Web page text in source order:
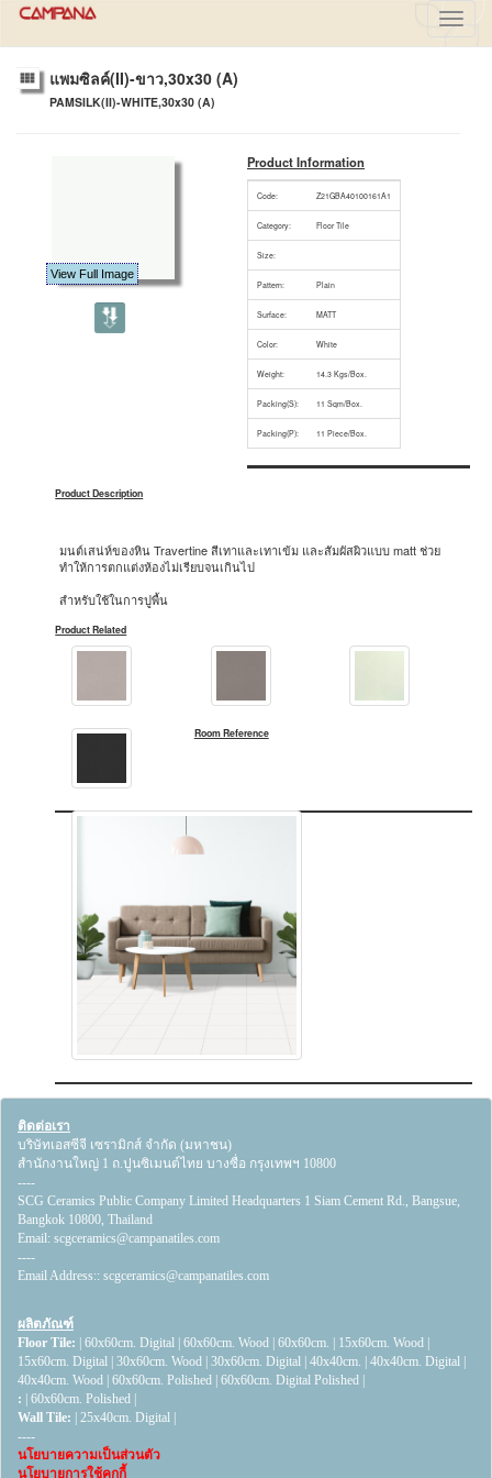
แพมซิลค์(II)-ขาว,30x30 (A)
PAMSILK(II)-WHITE,30x30 (A)
Product Information
Code: Z21GBA40100161A1
Category: Floor Tile
Size:
Pattern: Plain
Surface: MATT
Color: White
Weight: 14.3 Kgs/Box.
Packing(S): 11 Sqm/Box.
Packing(P): 11 Piece/Box.
Product Description
มนต์เสน่ห์ของหิน Travertine สีเทาและเทาเข้ม และสัมผัสผิวแบบ matt ช่วย
ทำให้การตกแต่งห้องไม่เรียบจนเกินไป
สำหรับใช้ในการปูพื้น
Product Related
Room Reference
ติดต่อเรา
บริษัทเอสซีจี เซรามิกส์ จำกัด (มหาชน)
สำนักงานใหญ่ 1 ถ.ปูนซิเมนต์ไทย บางซื่อ กรุงเทพฯ 10800
----
SCG Ceramics Public Company Limited Headquarters 1 Siam Cement Rd., Bangsue,
Bangkok 10800, Thailand
Email: scgceramics@campanatiles.com
----
Email Address:: scgceramics@campanatiles.com
ผลิตภัณฑ์
Floor Tile:
60x60cm. Digital 60x60cm. Wood 60x60cm. 15x60cm. Wood
15x60cm. Digital 30x60cm. Wood 30x60cm. Digital 40x40cm. 40x40cm. Digital
40x40cm. Wood 60x60cm. Polished 60x60cm. Digital Polished
:
60x60cm. Polished
Wall Tile:
25x40cm. Digital
----
นโยบายความเป็นส่วนตัว
นโยบายการใช้คุกกี้
View Full Image